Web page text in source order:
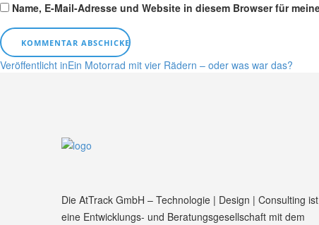
Name, E-Mail-Adresse und Website in diesem Browser für
Beitragsnavigation
Veröffentlicht inEin Motorrad mit vier Rädern – oder was war das?
Die AtTrack GmbH – Technologie | Design | Consulting ist
eine Entwicklungs- und Beratungsgesellschaft mit dem